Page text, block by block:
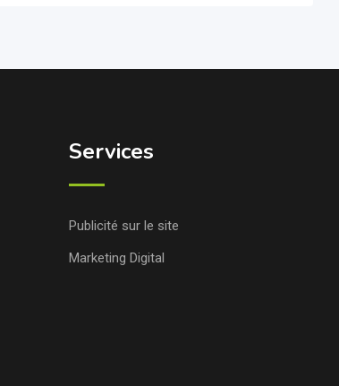
Services
Publicité sur le site
Marketing Digital